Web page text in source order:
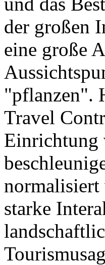
der großen
eine große
"pflanzen".
Travel
Einrichtung
normalisiert
starke